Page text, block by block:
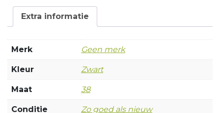
Extra informatie
Merk Geen merk
Kleur Zwart
Maat 38
Conditie Zo goed als nieuw